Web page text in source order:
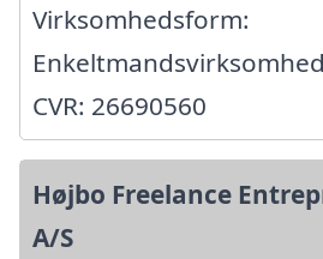
Virksomhedsform:
Enkeltmandsvirksomhed
CVR: 26690560
Højbo Freelance
A/S